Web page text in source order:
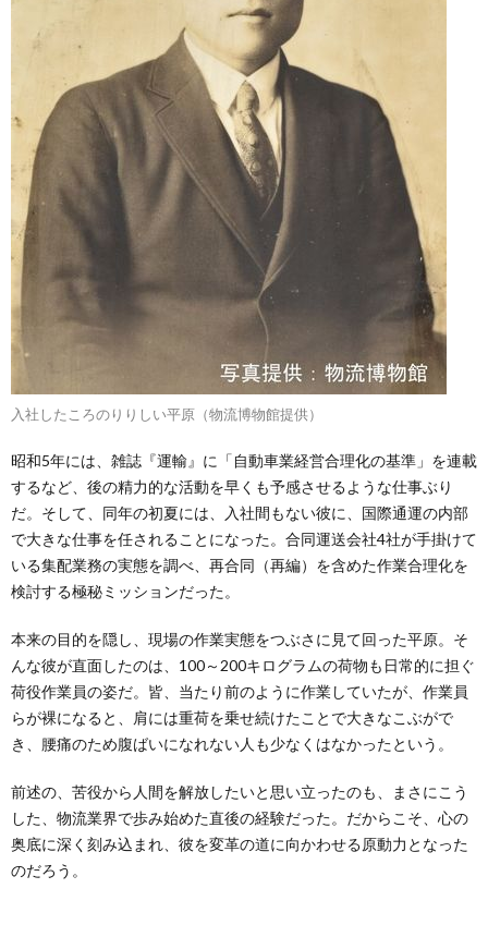
入社したころのりりしい平原（物流博物館提供）
昭和5年には、雑誌『運輸』に「自動車業経営合理化の基準」を連載
するなど、後の精力的な活動を早くも予感させるような仕事ぶり
だ。そして、同年の初夏には、入社間もない彼に、国際通運の内部
で大きな仕事を任されることになった。合同運送会社4社が手掛けて
いる集配業務の実態を調べ、再合同（再編）を含めた作業合理化を
検討する極秘ミッションだった。
本来の目的を隠し、現場の作業実態をつぶさに見て回った平原。そ
んな彼が直面したのは、100～200キログラムの荷物も日常的に担ぐ
荷役作業員の姿だ。皆、当たり前のように作業していたが、作業員
らが裸になると、肩には重荷を乗せ続けたことで大きなこぶがで
き、腰痛のため腹ばいになれない人も少なくはなかったという。
前述の、苦役から人間を解放したいと思い立ったのも、まさにこう
した、物流業界で歩み始めた直後の経験だった。だからこそ、心の
奥底に深く刻み込まれ、彼を変革の道に向かわせる原動力となった
のだろう。